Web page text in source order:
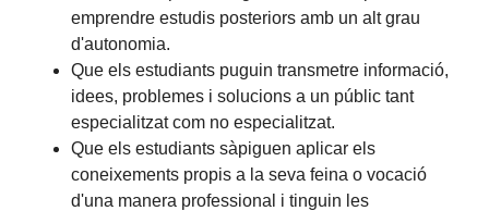
emprendre estudis posteriors amb un alt grau
d'autonomia.
Que els estudiants puguin transmetre informació,
idees, problemes i solucions a un públic tant
especialitzat com no especialitzat.
Que els estudiants sàpiguen aplicar els
coneixements propis a la seva feina o vocació
d'una manera professional i tinguin les